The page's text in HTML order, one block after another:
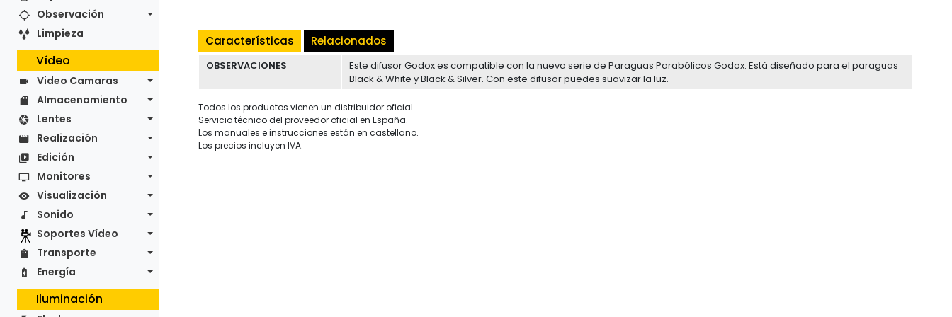
Observación
Limpieza
Vídeo
Video Camaras
Almacenamiento
Lentes
Realización
Edición
Monitores
Visualización
Sonido
Soportes Vídeo
Transporte
Energía
Iluminación
Características Relacionados
OBSERVACIONES
Este difusor Godox es compatible con la nueva serie de Paraguas Parabólicos Godox. Está diseñado para el paraguas
Black & White y Black & Silver. Con este difusor puedes suavizar la luz.
Todos los productos vienen un distribuidor oficial
Servicio técnico del proveedor oficial en España.
Los manuales e instrucciones están en castellano.
Los precios incluyen IVA.